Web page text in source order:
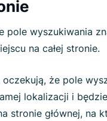
pole wyszukiwania
na całej stronie.
że pole
lokalizacji i
stronie głównej, na